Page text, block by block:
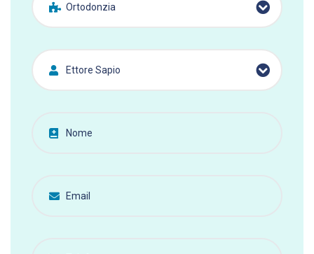
Ortodonzia
Ettore Sapio